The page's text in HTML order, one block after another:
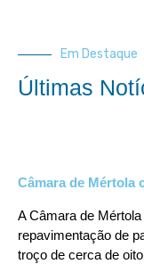
Em Destaque
Últimas
Câmara de Mértola
A Câmara de
repavimentação de
troço de cerca de